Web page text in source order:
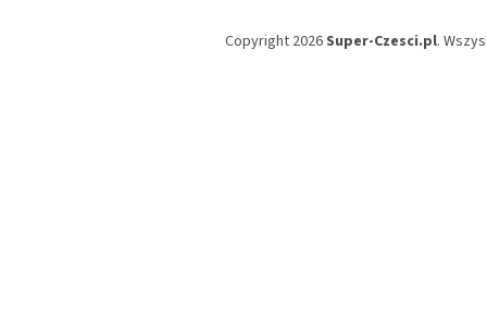
Copyright 2026Super-Czesci.pl.